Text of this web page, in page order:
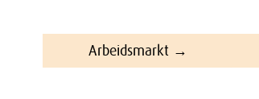
Arbeidsmarkt →